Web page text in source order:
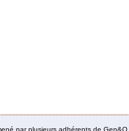
par plusieurs adhérents de